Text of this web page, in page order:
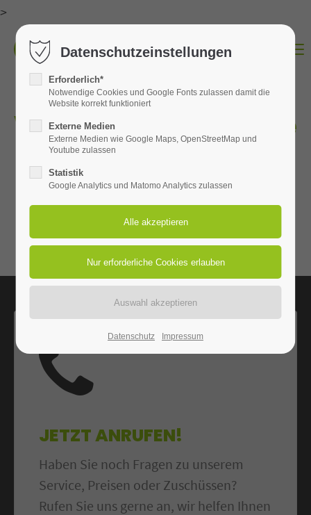
>
Vielen Dank für Ihre
Nachricht
Ihnen zurückmelden. In dringenden Fällen, melden Sie sich
JETZT ANRUFEN!
Haben Sie noch Fragen zu unserem
Service, Preisen oder Zuschüssen?
Rufen Sie uns gerne an, wir helfen Ihnen
Datenschutzeinstellungen
Erforderlich*
Notwendige Cookies und Google Fonts zulassen damit die
Website korrekt funktioniert
Externe Medien
Externe Medien wie Google Maps, OpenStreetMap und
Youtube zulassen
Statistik
Google Analytics und Matomo Analytics zulassen
Datenschutz Impressum